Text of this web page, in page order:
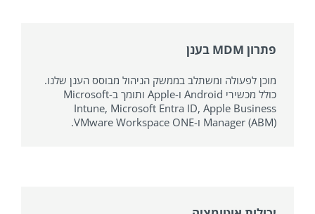
פתרון MDM בענן
מוכן לפעולה ומשתלב בממשק הניהול מבוסס הענן שלנו.
כולל מכשירי Android ו-Apple ותומך ב-Microsoft
Intune, Microsoft Entra ID, Apple Business
Manager (ABM) ו-VMware Workspace ONE.